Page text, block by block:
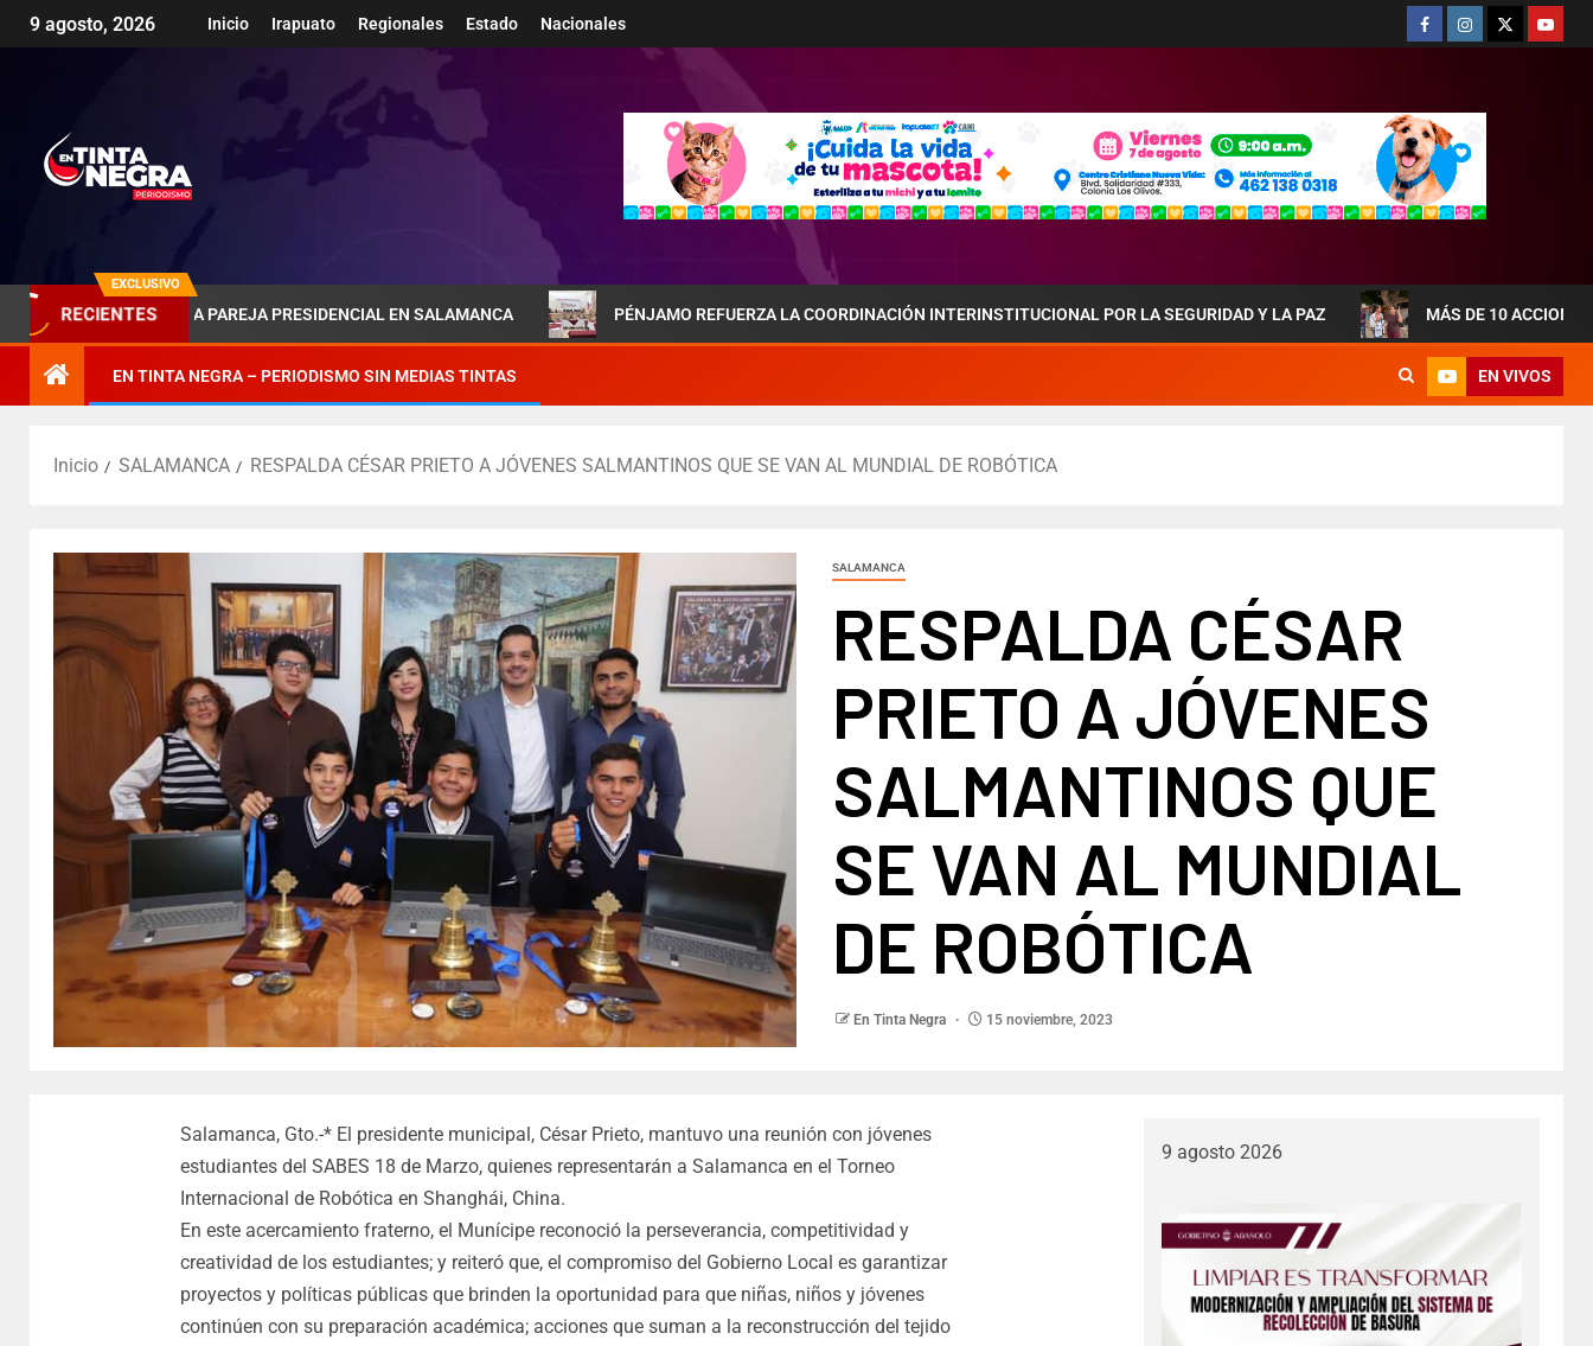
9 agosto, 2026 Inicio Irapuato Regionales Estado Nacionales
EXCLUSIVO
RECIENTES
SOMBRA DE LA PAREJA PRESIDENCIAL EN SALAMANCA PÉNJAMO REFUERZA LA COORDINACIÓN INTERINSTITUCIONAL POR LA SEGURIDAD Y LA PAZ MÁS DE 10 ACCIONES DE
EN TINTA NEGRA – PERIODISMO SIN MEDIAS TINTAS EN VIVOS
Inicio SALAMANCA RESPALDA CÉSAR PRIETO A JÓVENES SALMANTINOS QUE SE VAN AL MUNDIAL DE ROBÓTICA
SALAMANCA
RESPALDA CÉSAR
PRIETO A JÓVENES
SALMANTINOS QUE
SE VAN AL MUNDIAL
DE ROBÓTICA
En Tinta Negra 15 noviembre, 2023
Salamanca, Gto.-* El presidente municipal, César Prieto, mantuvo una reunión con jóvenes
estudiantes del SABES 18 de Marzo, quienes representarán a Salamanca en el Torneo
Internacional de Robótica en Shanghái, China.
En este acercamiento fraterno, el Munícipe reconoció la perseverancia, competitividad y
creatividad de los estudiantes; y reiteró que, el compromiso del Gobierno Local es garantizar
proyectos y políticas públicas que brinden la oportunidad para que niñas, niños y jóvenes
continúen con su preparación académica; acciones que suman a la reconstrucción del tejido
9 agosto 2026